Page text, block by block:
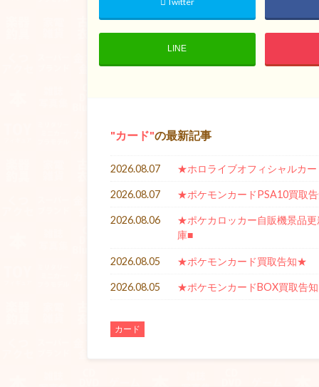
LINE
カード の最新記事
2026.08.07 ★ホロライブオフィシャルカ
2026.08.07 ★ポケモンカードPSA10買取
2026.08.06
★ポケカロッカー自販機景品
庫■
2026.08.05 ★ポケモンカード買取告知★
2026.08.05 ★ポケモンカードBOX買取告
カード